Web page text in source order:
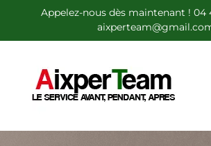
au
contenu
Appelez-nous dès maintenant ! 04